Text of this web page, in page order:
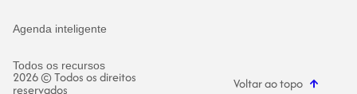
Agenda inteligente
Todos os recursos
2026 © Todos os direitos
reservados Voltar ao topo